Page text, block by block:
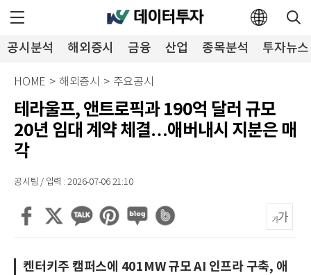
공시분석 해외증시 금융 산업 종목분석 투자뉴스
HOME > 해외증시 > 주요공시
테라울프, 앤트로픽과 190억 달러 규모
20년 임대 계약 체결…애버내시 지분은 매
각
공시팀 / 입력 : 2026-07-06 21:10
켄터키주 캠퍼스에 401MW 규모 AI 인프라 구축, 애